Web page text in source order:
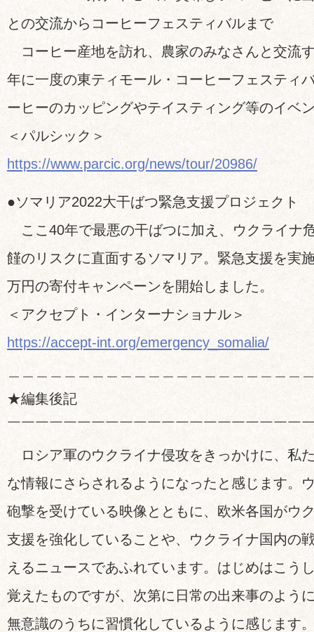
との交流からコーヒーフェスティバルまで
コーヒー産地を訪れ、農家のみなさんと交流
年に一度の東ティモール・コーヒーフェスティ
ーヒーのカッピングやテイスティング等のイベ
＜パルシック＞
https://www.parcic.org/news/tour/20986/
●ソマリア2022大干ばつ緊急支援プロジェクト
ここ40年で最悪の干ばつに加え、ウクライナ
饉のリスクに直面するソマリア。緊急支援を実
万円の寄付キャンペーンを開始しました。
＜アクセプト・インターナショナル＞
https://accept-int.org/emergency_somalia/
＿＿＿＿＿＿＿＿＿＿＿＿＿＿＿＿＿＿＿＿＿
★編集後記
￣￣￣￣￣￣￣￣￣￣￣￣￣￣￣￣￣￣￣￣￣
ロシア軍のウクライナ侵攻をきっかけに、私
な情報にさらされるようになったと感じます。
砲撃を受けている映像とともに、欧米各国がウ
支援を強化していることや、ウクライナ国内の
えるニュースであふれています。はじめはこう
覚えたものですが、次第に日常の出来事のよう
無意識のうちに習慣化しているように感じます